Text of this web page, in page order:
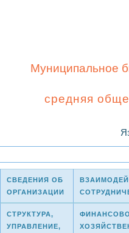
Муниципальное
cредняя
СВЕДЕНИЯ ОБ
ОРГАНИЗАЦИИ
СТРУКТУРА,
УПРАВЛЕНИЕ,